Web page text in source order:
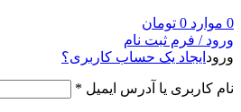
0 موارد 0 تومان
ورود / فرم ثبت نام
ورود ایجاد یک حساب کاربری؟
نام کاربری یا آدرس ایمیل *